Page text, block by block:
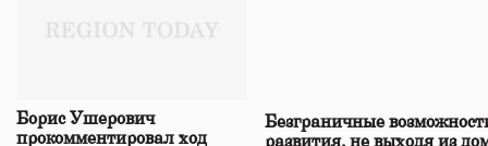
Борис Ушерович
прокомментировал ход
Безграничные
развития, не выходя из